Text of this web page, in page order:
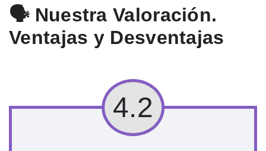
🗣️ Nuestra Valoración.
Ventajas y Desventajas
4.2